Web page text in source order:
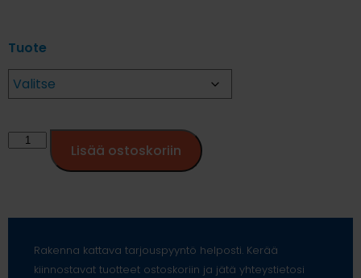
Tuote
Lisää ostoskoriin
Rakenna kattava tarjouspyyntö helposti. Kerää
kiinnostavat tuotteet ostoskoriin ja jätä yhteystietosi